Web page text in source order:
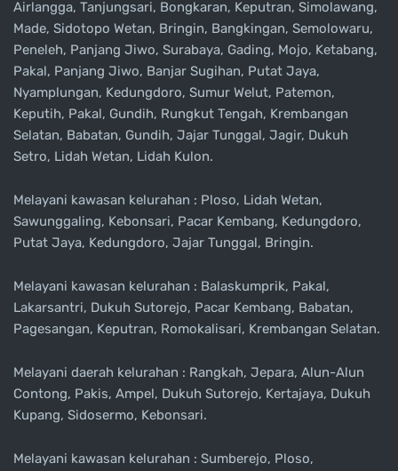
Airlangga, Tanjungsari, Bongkaran, Keputran, Simolawang,
Made, Sidotopo Wetan, Bringin, Bangkingan, Semolowaru,
Peneleh, Panjang Jiwo, Surabaya, Gading, Mojo, Ketabang,
Pakal, Panjang Jiwo, Banjar Sugihan, Putat Jaya,
Nyamplungan, Kedungdoro, Sumur Welut, Patemon,
Keputih, Pakal, Gundih, Rungkut Tengah, Krembangan
Selatan, Babatan, Gundih, Jajar Tunggal, Jagir, Dukuh
Setro, Lidah Wetan, Lidah Kulon.
Melayani kawasan kelurahan : Ploso, Lidah Wetan,
Sawunggaling, Kebonsari, Pacar Kembang, Kedungdoro,
Putat Jaya, Kedungdoro, Jajar Tunggal, Bringin.
Melayani kawasan kelurahan : Balaskumprik, Pakal,
Lakarsantri, Dukuh Sutorejo, Pacar Kembang, Babatan,
Pagesangan, Keputran, Romokalisari, Krembangan Selatan.
Melayani daerah kelurahan : Rangkah, Jepara, Alun-Alun
Contong, Pakis, Ampel, Dukuh Sutorejo, Kertajaya, Dukuh
Kupang, Sidosermo, Kebonsari.
Melayani kawasan kelurahan : Sumberejo, Ploso,